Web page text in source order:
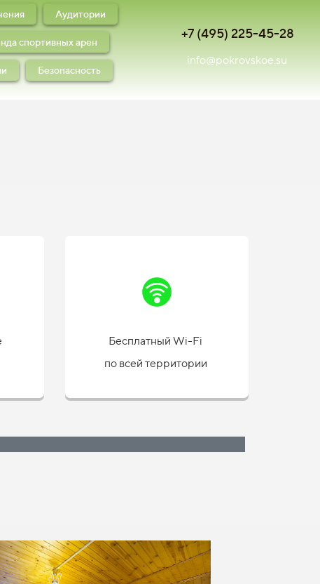
Аудитории
спортивных арен
Безопасность
+7 (495) 225-45-28
info@pokrovskoe.su
Бесплатный Wi-Fi
по всей территории